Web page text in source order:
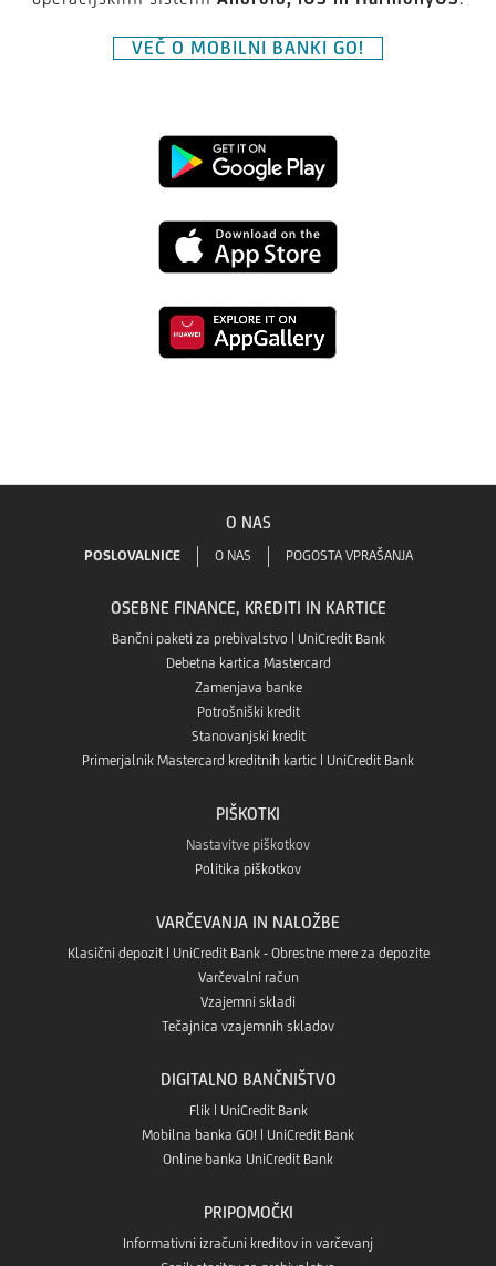
VEČ O MOBILNI BANKI GO!
Prenesite
aplikacijo
Mobilna
banka
Google
Play
Prenesite
aplikacijo
Mobilna
v
App
store
Prenesite
v
Aplikaciji
App
O NAS
POSLOVALNICE O NAS POGOSTA VPRAŠANJA
OSEBNE FINANCE, KREDITI IN KARTICE
Bančni paketi za prebivalstvo | UniCredit Bank
Debetna kartica Mastercard
Zamenjava banke
Potrošniški kredit
Stanovanjski kredit
Primerjalnik Mastercard kreditnih kartic | UniCredit Bank
PIŠKOTKI
Nastavitve piškotkov
Politika piškotkov
VARČEVANJA IN NALOŽBE
Klasični depozit | UniCredit Bank - Obrestne mere za depozite
Varčevalni račun
Vzajemni skladi
Tečajnica vzajemnih skladov
DIGITALNO BANČNIŠTVO
Flik | UniCredit Bank
Mobilna banka GO! | UniCredit Bank
Online banka UniCredit Bank
PRIPOMOČKI
Informativni izračuni kreditov in varčevanj